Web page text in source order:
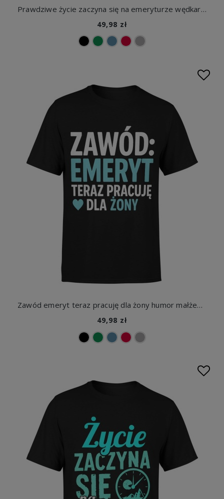
Prawdziwe życie zaczyna się na emeryturze wędkarz odpoczynek jezioro relaks hobby ryby Męska koszulka
49,98 zł
Zawód emeryt teraz pracuję dla żony humor małżeństwo dystans Męska koszulka
49,98 zł